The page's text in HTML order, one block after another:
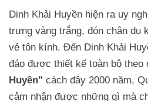
Dinh Khải Huyền hiện ra uy
trưng vàng trắng, đón chân du
vẻ tôn kính. Đến Dinh Khải
đáo được thiết kế toàn bộ theo
Huyền" cách đây 2000 năm,
cảm nhận được những gì mà